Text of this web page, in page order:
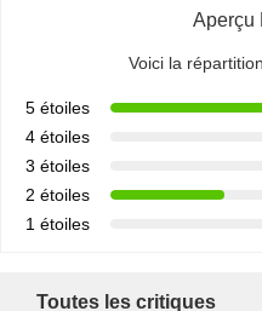
Aperçu
Voici la
5 étoiles
4 étoiles
3 étoiles
2 étoiles
1 étoiles
Toutes les critiques